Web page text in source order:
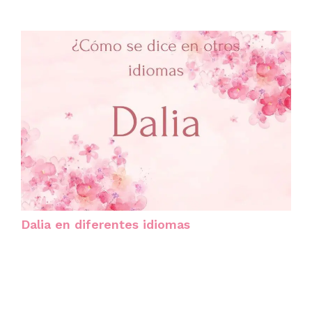
Dalia en diferentes idiomas